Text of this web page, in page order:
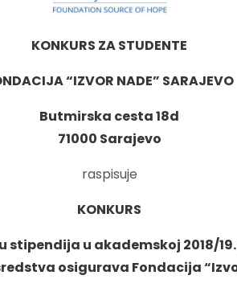
KONKURS ZA STUDENTE
“IZVOR NADE” SARAJEVO
Butmirska cesta 18d
71000 Sarajevo
raspisuje
KONKURS
stipendija u akademskoj 2018/
osigurava Fondacija